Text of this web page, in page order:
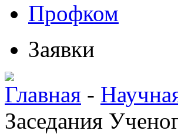
Профком
Заявки
Главная -
Заседания